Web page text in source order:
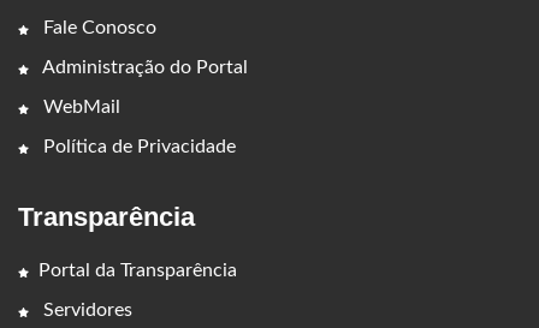
Fale Conosco
Administração do Portal
WebMail
Política de Privacidade
Transparência
Portal da Transparência
Servidores